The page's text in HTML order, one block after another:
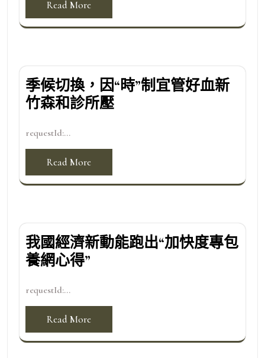
Read More
季候切換，因“時”制宜管好血新
竹森和診所壓
requestId:...
Read More
我國經濟新動能跑出“加快度專包
養網心得”
requestId:...
Read More